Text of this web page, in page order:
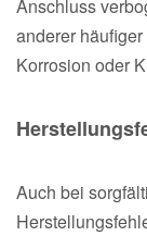
Anschluss
anderer
Korrosion oder
Auch bei